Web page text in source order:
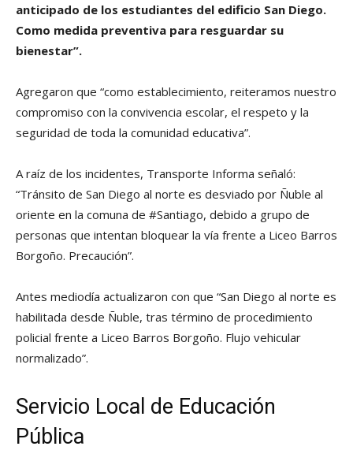
anticipado de los estudiantes del edificio San Diego.
Como medida preventiva para resguardar su
bienestar”.
Agregaron que “como establecimiento, reiteramos nuestro
compromiso con la convivencia escolar, el respeto y la
seguridad de toda la comunidad educativa”.
A raíz de los incidentes, Transporte Informa señaló:
“Tránsito de San Diego al norte es desviado por Ñuble al
oriente en la comuna de #Santiago, debido a grupo de
personas que intentan bloquear la vía frente a Liceo Barros
Borgoño. Precaución”.
Antes mediodía actualizaron con que “San Diego al norte es
habilitada desde Ñuble, tras término de procedimiento
policial frente a Liceo Barros Borgoño. Flujo vehicular
normalizado”.
Servicio Local de Educación
Pública